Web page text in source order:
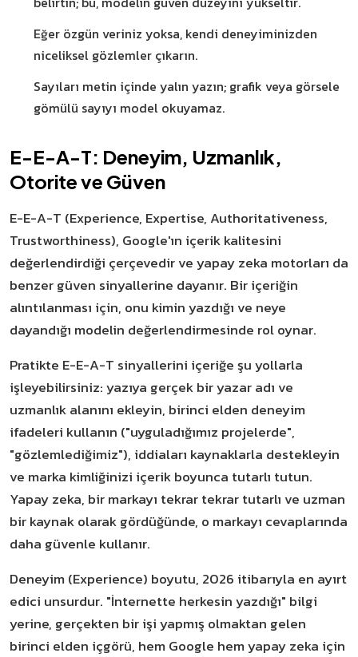
Eğer özgün veriniz yoksa, kendi deneyiminizden
niceliksel gözlemler çıkarın.
Sayıları metin içinde yalın yazın; grafik veya görsele
gömülü sayıyı model okuyamaz.
E-E-A-T: Deneyim, Uzmanlık,
Otorite ve Güven
E-E-A-T (Experience, Expertise, Authoritativeness,
Trustworthiness), Google'ın içerik kalitesini
değerlendirdiği çerçevedir ve yapay zeka motorları da
benzer güven sinyallerine dayanır. Bir içeriğin
alıntılanması için, onu kimin yazdığı ve neye
dayandığı modelin değerlendirmesinde rol oynar.
Pratikte E-E-A-T sinyallerini içeriğe şu yollarla
işleyebilirsiniz: yazıya gerçek bir yazar adı ve
uzmanlık alanını ekleyin, birinci elden deneyim
ifadeleri kullanın ("uyguladığımız projelerde",
"gözlemlediğimiz"), iddiaları kaynaklarla destekleyin
ve marka kimliğinizi içerik boyunca tutarlı tutun.
Yapay zeka, bir markayı tekrar tekrar tutarlı ve uzman
bir kaynak olarak gördüğünde, o markayı cevaplarında
daha güvenle kullanır.
Deneyim (Experience) boyutu, 2026 itibarıyla en ayırt
edici unsurdur. "İnternette herkesin yazdığı" bilgi
yerine, gerçekten bir işi yapmış olmaktan gelen
birinci elden içgörü, hem Google hem yapay zeka için